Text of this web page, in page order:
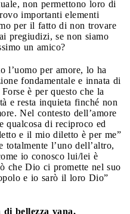
non permettono loro di
importanti elementi
per il fatto di non trovare
pregiudizi, se non siamo
un amico?
l’uomo per amore, lo ha
fondamentale e innata di
è per questo che la
e resta inquieta finché non
Nel contesto dell’amore
qualcosa di reciproco ed
e il mio diletto è per me”
l’uno dell’altro,
io conosco lui/lei è
che Dio ci promette nel suo
e io sarò il loro Dio”
bellezza vana,